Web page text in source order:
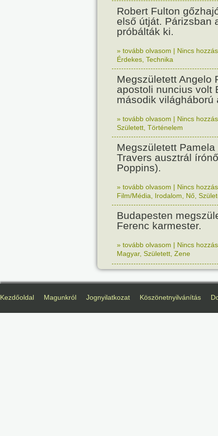
Robert Fulton
első útját. Párizsban
próbálták ki.
» tovább olvasom | Nincs
Érdekes Technika
Megszületett Angelo
apostoli nuncius volt
második világháború
» tovább olvasom | Nincs
Született Történelem
Megszületett Pamela
Travers ausztrál
Poppins).
» tovább olvasom | Nincs
Film/Média
Irodalom Nő
Budapesten
Ferenc karmester.
» tovább olvasom | Nincs
Magyar, Született Zene
Kezdőoldal Magunkról Jognyilatkozat Köszönetnyilvánítás